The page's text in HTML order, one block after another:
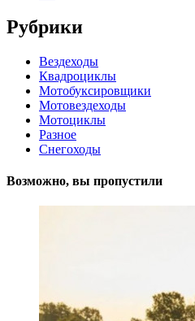
Рубрики
Вездеходы
Квадроциклы
Мотобуксировщики
Мотовездеходы
Мотоциклы
Разное
Снегоходы
Возможно, вы пропустили